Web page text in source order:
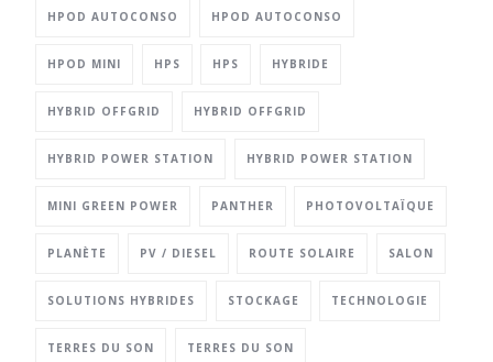
HPOD AUTOCONSO HPOD AUTOCONSO
HPOD MINI HPS HPS HYBRIDE
HYBRID OFFGRID HYBRID OFFGRID
HYBRID POWER STATION HYBRID POWER STATION
MINI GREEN POWER PANTHER PHOTOVOLTAÏQUE
PLANÈTE PV / DIESEL ROUTE SOLAIRE SALON
SOLUTIONS HYBRIDES STOCKAGE TECHNOLOGIE
TERRES DU SON TERRES DU SON